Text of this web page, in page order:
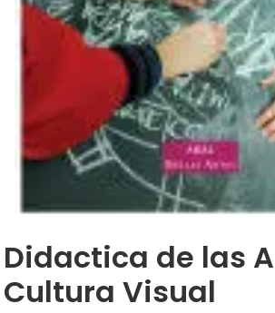
Didactica de las
Cultura Visual